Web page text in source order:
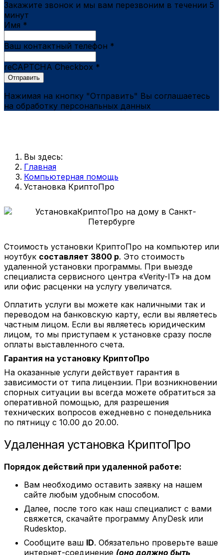
Закажите звонок и мы вам перезвоним в течении 5
минут
Имя *
Ваш контактный телефон *
reCAPTCHA Checkbox *
Отправить
Нажимая на кнопку "Отправить" Вы соглашаетесь
на обработку персональных данных
Вы здесь:
Главная
Компьютерная помощь
Установка КриптоПро
Стоимость установки КриптоПро на компьютер или
ноутбук составляет 3800 р. Это стоимость
удаленной установки программы. При выезде
специалиста сервисного центра «Verity-IT» на дом
или офис расценки на услугу увеличатся.
Оплатить услуги вы можете как наличными так и
переводом на банковскую карту, если вы являетесь
частным лицом. Если вы являетесь юридическим
лицом, то мы приступаем к установке сразу после
оплаты выставленного счета.
Гарантия на установку КриптоПро
На оказанные услуги действует гарантия в
зависимости от типа лицензии. При возникновении
спорных ситуации вы всегда можете обратиться за
оперативной помощью, для разрешения
технических вопросов ежедневно с понедельника
по пятницу с 10.00 до 20.00.
Удаленная установка КриптоПро
Порядок действий при удаленной работе:
Вам необходимо оставить заявку на нашем
сайте любым удобным способом.
Далее, после того как наш специалист с вами
свяжется, скачайте программу AnyDesk или
Rudesktop.
Сообщите ваш ID. Обязательно проверьте ваше
интернет-соединение (оно должно быть